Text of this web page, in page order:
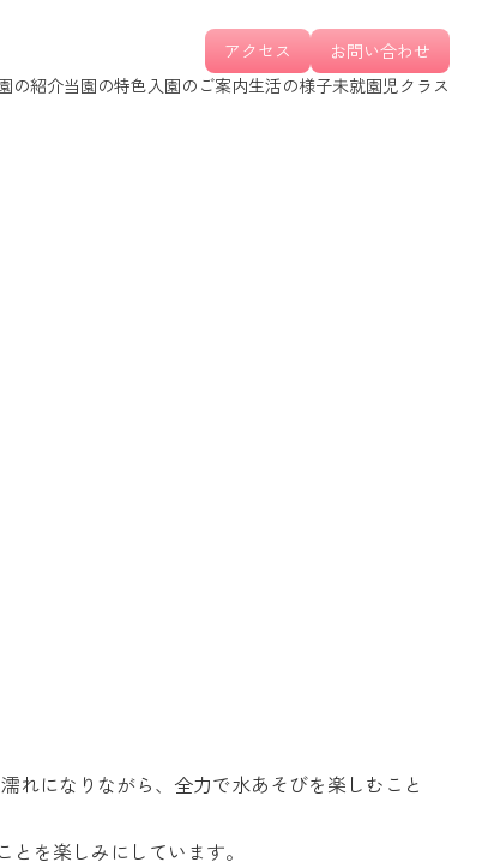
アクセス
お問い合わせ
の紹介当園の特色入園のご案内生活の様子未就園児クラス
れになりながら、全力で水あそびを楽しむこと
を楽しみにしています。